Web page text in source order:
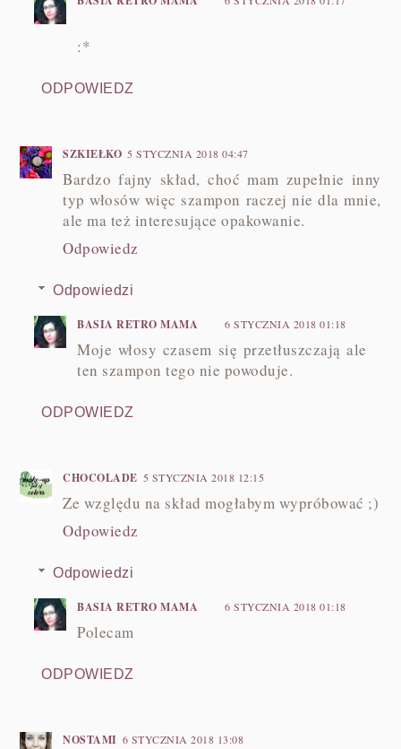
:*
ODPOWIEDZ
SZKIEŁKO 5 STYCZNIA 2018 04:47
Bardzo fajny skład, choć mam zupełnie inny
typ włosów więc szampon raczej nie dla mnie,
ale ma też interesujące opakowanie.
Odpowiedz
Odpowiedzi
BASIA RETRO MAMA 6 STYCZNIA 2018 01:18
Moje włosy czasem się przetłuszczają ale
ten szampon tego nie powoduje.
ODPOWIEDZ
CHOCOLADE 5 STYCZNIA 2018 12:15
Ze względu na skład mogłabym wypróbować ;)
Odpowiedz
Odpowiedzi
BASIA RETRO MAMA 6 STYCZNIA 2018 01:18
Polecam
ODPOWIEDZ
NOSTAMI 6 STYCZNIA 2018 13:08